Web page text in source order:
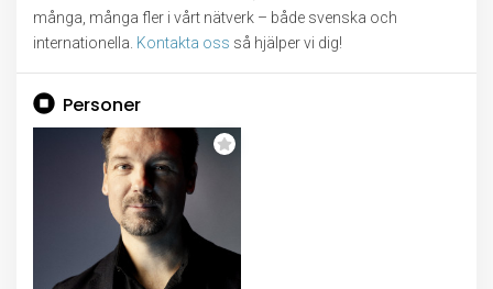
många, många fler i vårt nätverk – både svenska och
internationella. Kontakta oss så hjälper vi dig!
Personer